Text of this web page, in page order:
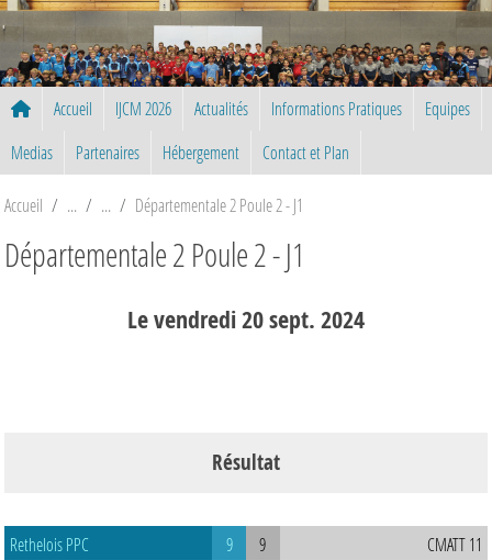
Accueil IJCM 2026 Actualités Informations Pratiques
Equipes
Medias
Partenaires Hébergement Contact et Plan
Accueil Départementale 2 Poule 2 - J1
Départementale 2 Poule 2 - J1
Levendredi20sept.2024
Résultat
Rethelois PPC 9 9 CMATT 11
Panneau de gestion des cookies